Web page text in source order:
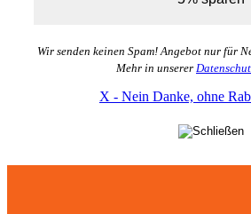
Wir senden keinen Spam! Angebot nur für
Mehr in unserer
X - Nein Danke, ohne